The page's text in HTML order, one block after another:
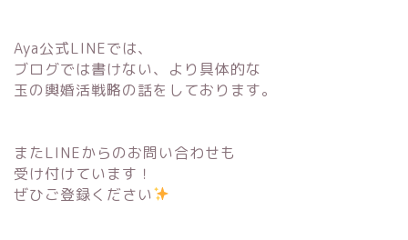
Aya公式LINEでは、
ブログでは書けない、より具体的な
玉の輿婚活戦略の話をしております。
またLINEからのお問い合わせも
受け付けています！
ぜひご登録ください